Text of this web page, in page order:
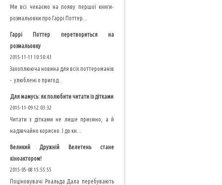
Ми всі чекаємо на появу першої книги-
розмальовки про Гаррі Поттер...
Гаррі Поттер перетвориться на
розмальовку
2015-11-11 10:50:43
Захоплююча новина для всіх поттероманів
- улюблені о пригод...
Для мамусь: як полюбити читати із дітками
2015-11-09 12:03:32
Читати з дітками не лише приємно, а й
надзвчайно корисно. І до кн...
Великий Дружній Велетень стане
кіноактором!
2015-05-08 15:55:55
Поціновувачі Роальда Дала перебувають